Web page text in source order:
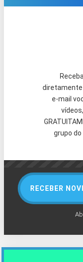
diretamente
e-mail
grupo
RECEBER